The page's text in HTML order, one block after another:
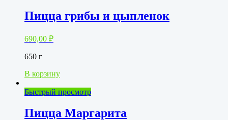
Пицца грибы и цыпленок
690,00 ₽
650 г
В корзину
Быстрый просмотр
Пицца Маргарита